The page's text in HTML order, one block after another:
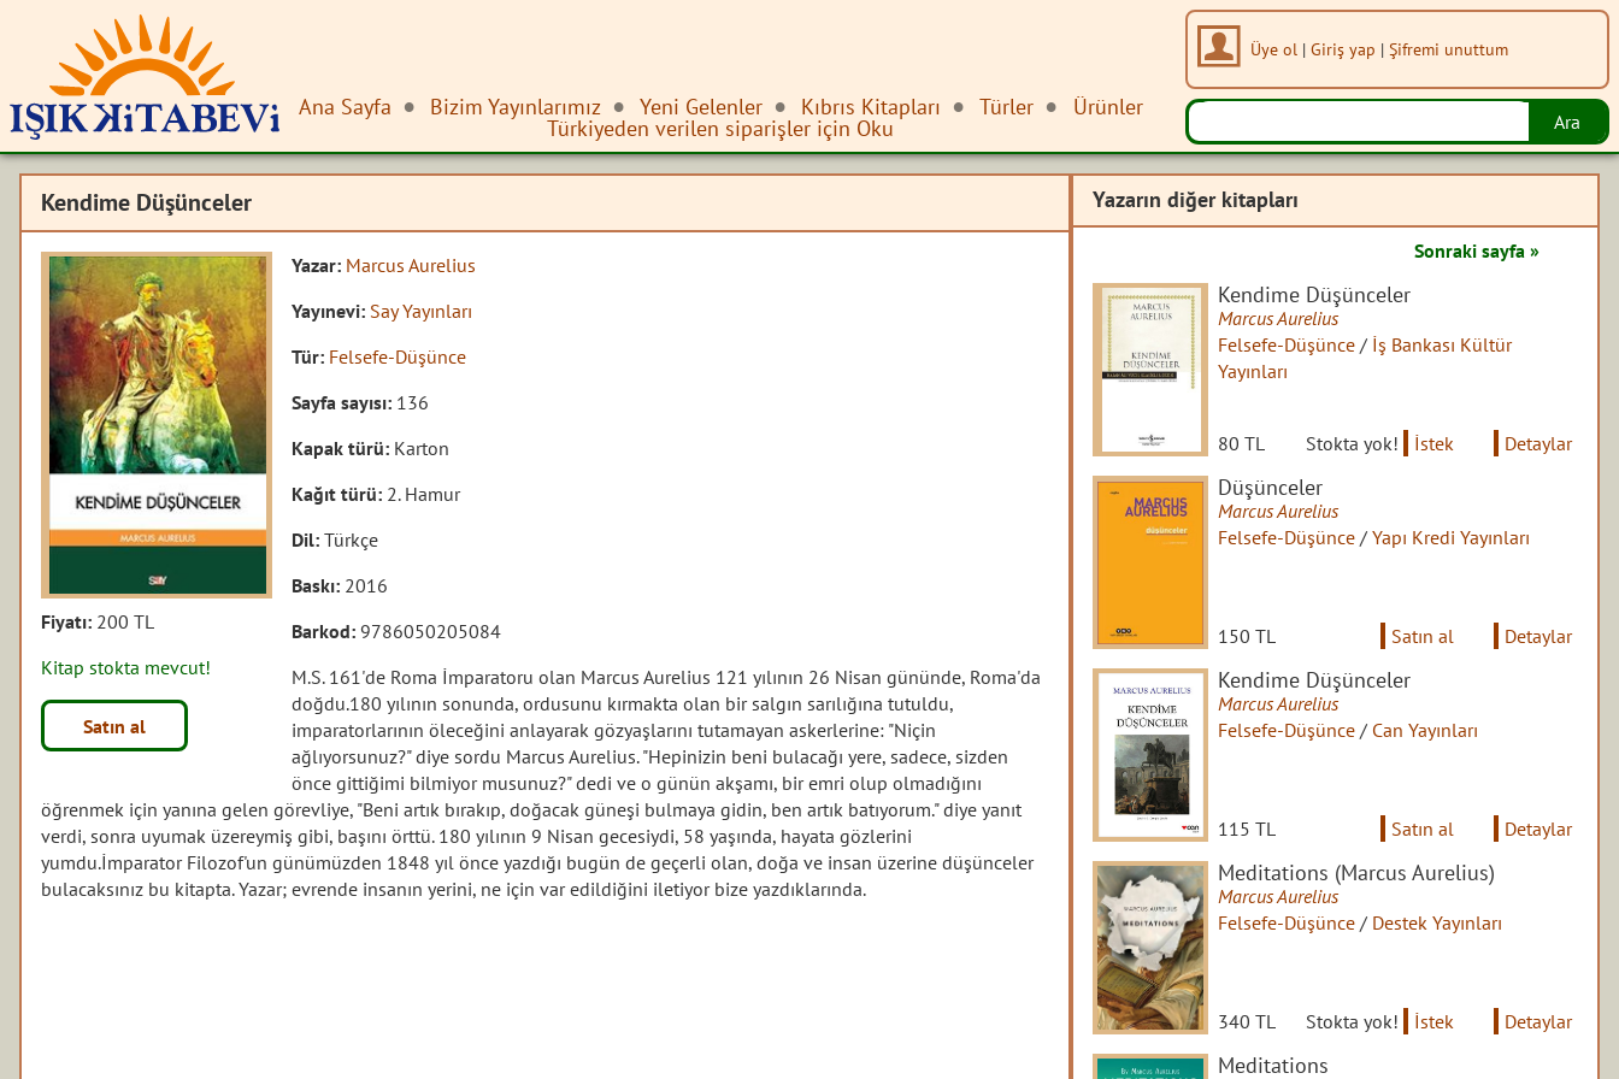
Ana Sayfa Bizim Yayınlarımız Yeni Gelenler Kıbrıs Kitapları Türler Ürünler
Türkiyeden verilen siparişler için Oku
Üye ol | Giriş yap | Şifremi unuttum
Kendime Düşünceler
Fiyatı: 200 TL
Kitap stokta mevcut!
Satın al
Yazar: Marcus Aurelius
Yayınevi: Say Yayınları
Tür: Felsefe-Düşünce
Sayfa sayısı: 136
Kapak türü: Karton
Kağıt türü: 2. Hamur
Dil:Türkçe
Baskı: 2016
Barkod:9786050205084
M.S. 161'de Roma İmparatoru olan Marcus Aurelius 121 yılının 26 Nisan gününde, Roma'da
doğdu.180 yılının sonunda, ordusunu kırmakta olan bir salgın sarılığına tutuldu,
imparatorlarının öleceğini anlayarak gözyaşlarını tutamayan askerlerine: "Niçin
ağlıyorsunuz?" diye sordu Marcus Aurelius. "Hepinizin beni bulacağı yere, sadece, sizden
önce gittiğimi bilmiyor musunuz?" dedi ve o günün akşamı, bir emri olup olmadığını
öğrenmek için yanına gelen görevliye, "Beni artık bırakıp, doğacak güneşi bulmaya gidin, ben artık batıyorum." diye yanıt
verdi, sonra uyumak üzereymiş gibi, başını örttü. 180 yılının 9 Nisan gecesiydi, 58 yaşında, hayata gözlerini
yumdu.İmparator Filozof'un günümüzden 1848 yıl önce yazdığı bugün de geçerli olan, doğa ve insan üzerine düşünceler
bulacaksınız bu kitapta. Yazar; evrende insanın yerini, ne için var edildiğini iletiyor bize yazdıklarında.
Yazarın diğer kitapları
Sonraki sayfa »
Kendime Düşünceler
Marcus Aurelius
Felsefe-Düşünce / İş Bankası Kültür
Yayınları
80 TL Stokta yok! İstek Detaylar
Düşünceler
Marcus Aurelius
Felsefe-Düşünce /Yapı Kredi Yayınları
150 TL Satın al Detaylar
Kendime Düşünceler
Marcus Aurelius
Felsefe-Düşünce / Can Yayınları
115 TL Satın al Detaylar
Meditations (Marcus Aurelius)
Marcus Aurelius
Felsefe-Düşünce / Destek Yayınları
340 TL Stokta yok! İstek Detaylar
Meditations